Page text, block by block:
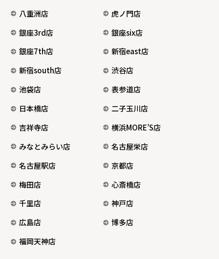
八重洲店
虎ノ門店
銀座3rd店
銀座six店
銀座7th店
新宿east店
新宿south店
渋谷店
池袋店
表参道店
日本橋店
二子玉川店
吉祥寺店
横浜MORE’S店
みなとみらい店
名古屋栄店
名古屋駅店
京都店
梅田店
心斎橋店
千里店
神戸店
広島店
博多店
福岡天神店